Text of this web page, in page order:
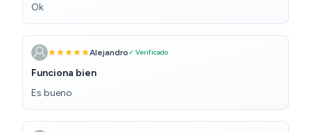
Ok
Alejandro✓ Verificado
Funciona bien
Es bueno